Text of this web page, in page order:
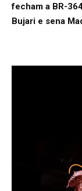
fecham a BR-
Bujari e sena